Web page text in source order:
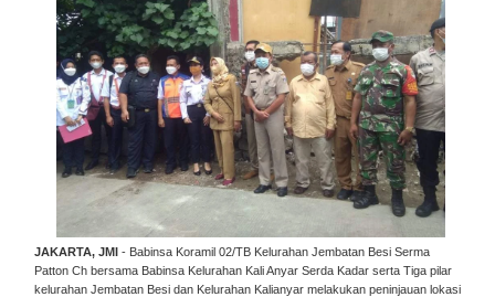
JAKARTA, JMI - Babinsa Koramil 02/TB Kelurahan Jembatan Besi Serma
Patton Ch bersama Babinsa Kelurahan Kali Anyar Serda Kadar serta Tiga pilar
kelurahan Jembatan Besi dan Kelurahan Kalianyar melakukan peninjauan lokasi